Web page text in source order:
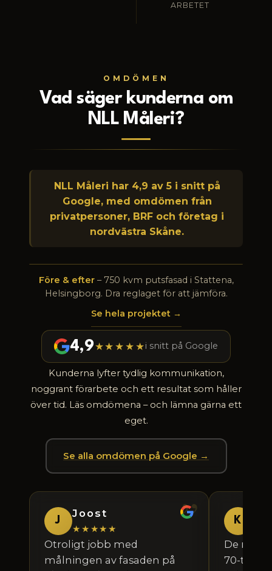
ARBETET
OMDÖMEN
Vad säger kunderna om
NLL Måleri?
NLL Måleri har 4,9 av 5 i snitt på
Google, med omdömen från
privatpersoner, BRF och företag i
nordvästra Skåne.
FÖRE EFTER
Före & efter– 750 kvm putsfasad i Stattena,
Helsingborg. Dra reglaget för att jämföra.
Se hela projektet →
4,9★★★★★i snitt på Google
Kunderna lyfter tydlig kommunikation,
noggrant förarbete och ett resultat som håller
över tid. Läs omdömena – och lämna gärna ett
eget.
Se alla omdömen på Google →
J
Joost
★★★★★
Otroligt jobb med
målningen av fasaden på
K
De
70-